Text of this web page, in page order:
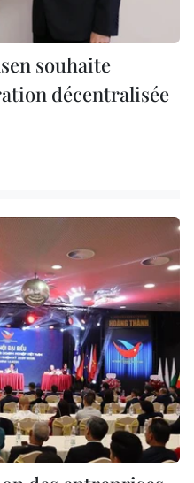
souhaite
décentralisée